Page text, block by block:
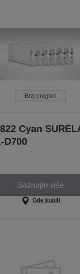
Brzi pregled
Cyan
D700
Saznajte više
Gde kupiti